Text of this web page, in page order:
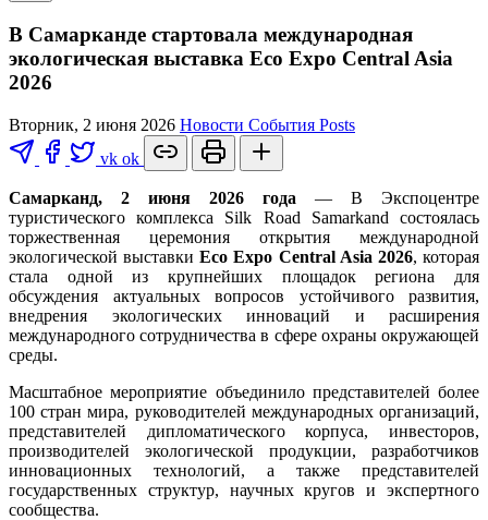
В Самарканде стартовала международная
экологическая выставка Eco Expo Central Asia
2026
Вторник, 2 июня 2026 Новости События Posts
vk ok
Самарканд, 2 июня 2026 года — В Экспоцентре
туристического комплекса Silk Road Samarkand состоялась
торжественная церемония открытия международной
экологической выставкиEco Expo Central Asia 2026, которая
стала одной из крупнейших площадок региона для
обсуждения актуальных вопросов устойчивого развития,
внедрения экологических инноваций и расширения
международного сотрудничества в сфере охраны окружающей
среды.
Масштабное мероприятие объединило представителей более
100 стран мира, руководителей международных организаций,
представителей дипломатического корпуса, инвесторов,
производителей экологической продукции, разработчиков
инновационных технологий, а также представителей
государственных структур, научных кругов и экспертного
сообщества.